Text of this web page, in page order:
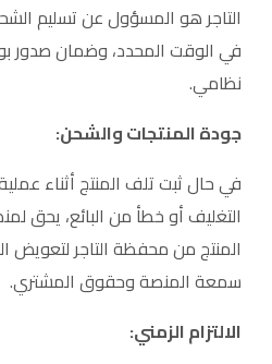
التاجر هو المسؤول عن تسليم
في الوقت المحدد، وضمان صدور
نظامي.
جودة المنتجات والشحن:
في حال ثبت تلف المنتج أثناء
التغليف أو خطأ من البائع، يحق
المنتج من محفظة التاجر لتعويض
سمعة المنصة وحقوق المشتري.
الالتزام الزمني: